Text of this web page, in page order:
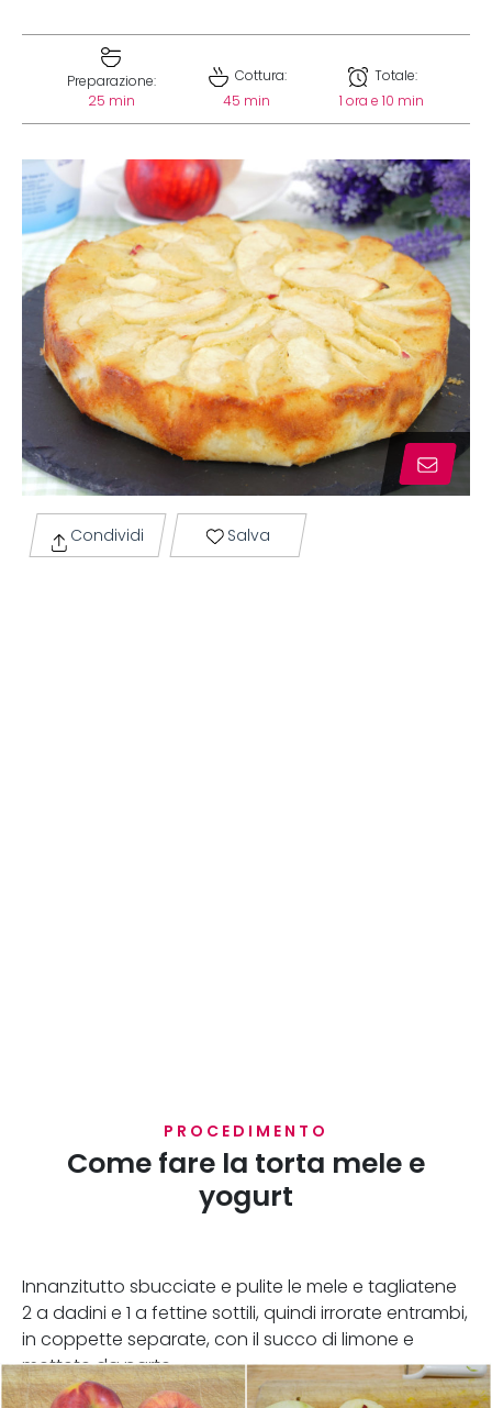
Preparazione:
25 min
Cottura:
45 min
Totale:
1 ora e 10 min
Condividi Salva
PROCEDIMENTO
Come fare la torta mele e
yogurt
Innanzitutto sbucciate e pulite le mele e tagliatene
2 a dadini e 1 a fettine sottili, quindi irrorate entrambi,
in coppette separate, con il succo di limone e
mettete da parte.